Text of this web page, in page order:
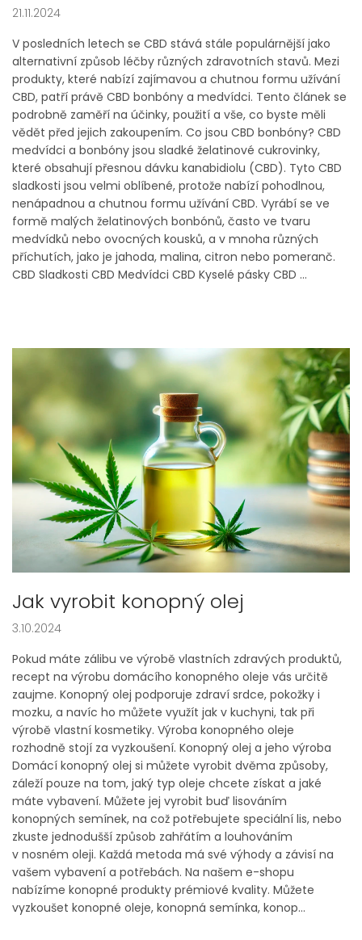
21.11.2024
V posledních letech se CBD stává stále populárnější jako
alternativní způsob léčby různých zdravotních stavů. Mezi
produkty, které nabízí zajímavou a chutnou formu užívání
CBD, patří právě CBD bonbóny a medvídci. Tento článek se
podrobně zaměří na účinky, použití a vše, co byste měli
vědět před jejich zakoupením. Co jsou CBD bonbóny? CBD
medvídci a bonbóny jsou sladké želatinové cukrovinky,
které obsahují přesnou dávku kanabidiolu (CBD). Tyto CBD
sladkosti jsou velmi oblíbené, protože nabízí pohodlnou,
nenápadnou a chutnou formu užívání CBD. Vyrábí se ve
formě malých želatinových bonbónů, často ve tvaru
medvídků nebo ovocných kousků, a v mnoha různých
příchutích, jako je jahoda, malina, citron nebo pomeranč.
CBD Sladkosti CBD Medvídci CBD Kyselé pásky CBD ...
Jak vyrobit konopný olej
3.10.2024
Pokud máte zálibu ve výrobě vlastních zdravých produktů,
recept na výrobu domácího konopného oleje vás určitě
zaujme. Konopný olej podporuje zdraví srdce, pokožky i
mozku, a navíc ho můžete využít jak v kuchyni, tak při
výrobě vlastní kosmetiky. Výroba konopného oleje
rozhodně stojí za vyzkoušení. Konopný olej a jeho výroba
Domácí konopný olej si můžete vyrobit dvěma způsoby,
záleží pouze na tom, jaký typ oleje chcete získat a jaké
máte vybavení. Můžete jej vyrobit buď lisováním
konopných semínek, na což potřebujete speciální lis, nebo
zkuste jednodušší způsob zahřátím a louhováním
v nosném oleji. Každá metoda má své výhody a závisí na
vašem vybavení a potřebách. Na našem e-shopu
nabízíme konopné produkty prémiové kvality. Můžete
vyzkoušet konopné oleje, konopná semínka, konop...